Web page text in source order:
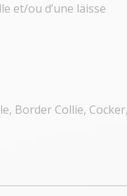
et/ou d’une laisse
Border Collie,